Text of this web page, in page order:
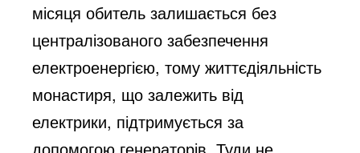
місяця обитель залишається без
централізованого забезпечення
електроенергією, тому життєдіяльність
монастиря, що залежить від
електрики, підтримується за